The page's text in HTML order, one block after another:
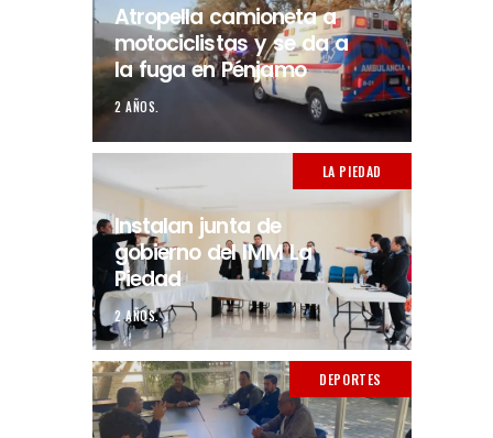
Atropella camioneta a
motociclistas y se da a
la fuga en Pénjamo
2 AÑOS.
LA PIEDAD
Instalan junta de
gobierno del IMM La
Piedad
2 AÑOS.
DEPORTES